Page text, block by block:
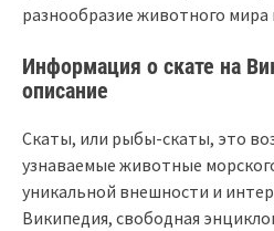
разнообразие животного
Информация о скате на
описание
Скаты, или рыбы-скаты, это
узнаваемые животные
уникальной внешности и
Википедия, свободная